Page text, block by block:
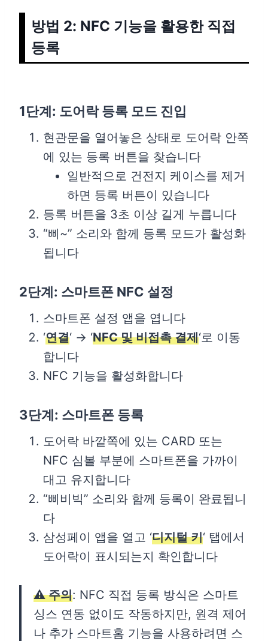
방법 2: NFC 기능을 활용한 직접
등록
1단계: 도어락 등록 모드 진입
현관문을 열어놓은 상태로 도어락 안쪽
에 있는 등록 버튼을 찾습니다
일반적으로 건전지 케이스를 제거
하면 등록 버튼이 있습니다
등록 버튼을 3초 이상 길게 누릅니다
“삐~” 소리와 함께 등록 모드가 활성화
됩니다
2단계: 스마트폰 NFC 설정
스마트폰 설정 앱을 엽니다
‘연결‘ → ‘NFC 및 비접촉 결제‘로 이동
합니다
NFC 기능을 활성화합니다
3단계: 스마트폰 등록
도어락 바깥쪽에 있는 CARD 또는
NFC 심볼 부분에 스마트폰을 가까이
대고 유지합니다
“삐비빅” 소리와 함께 등록이 완료됩니
다
삼성페이 앱을 열고 ‘디지털 키‘ 탭에서
도어락이 표시되는지 확인합니다
⚠️ 주의: NFC 직접 등록 방식은 스마트
싱스 연동 없이도 작동하지만, 원격 제어
나 추가 스마트홈 기능을 사용하려면 스